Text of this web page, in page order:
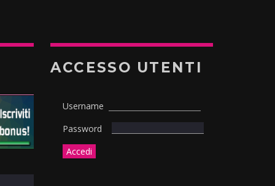
ACCESSO UTENTI
Username
Password